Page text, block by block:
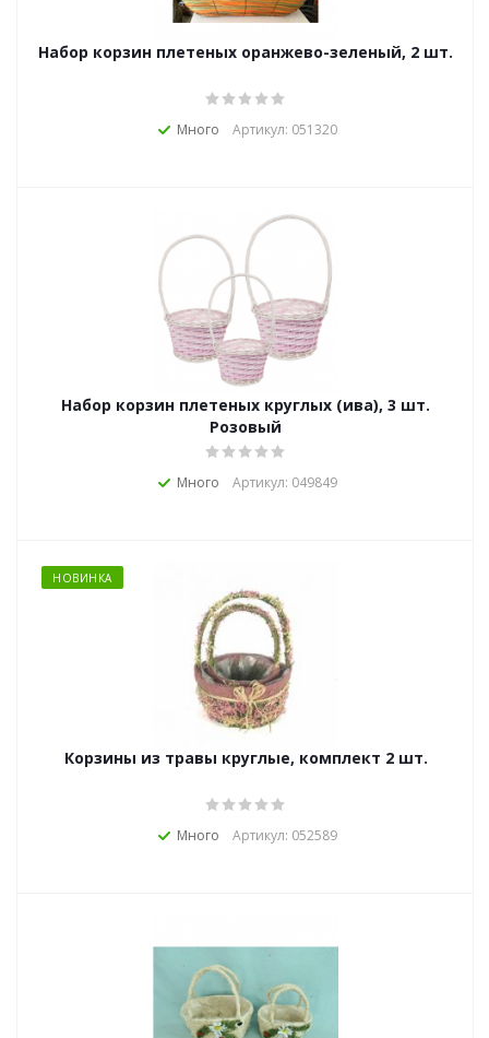
Набор корзин плетеных оранжево-зеленый, 2 шт.
Много Артикул: 051320
Набор корзин плетеных круглых (ива), 3 шт.
Розовый
Много Артикул: 049849
НОВИНКА
Корзины из травы круглые, комплект 2 шт.
Много Артикул: 052589